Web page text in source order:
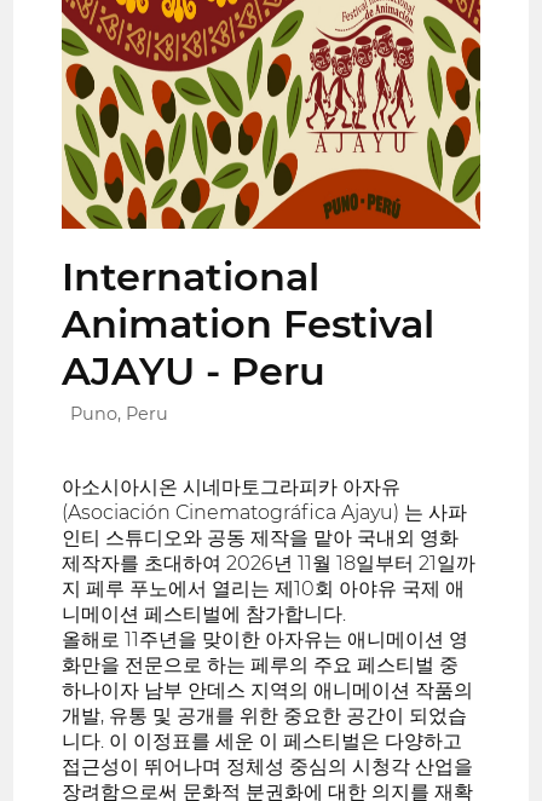
International
Animation Festival
AJAYU - Peru
Puno, Peru
아소시아시온 시네마토그라피카 아자유
(Asociación Cinematográfica Ajayu) 는 사파
인티 스튜디오와 공동 제작을 맡아 국내외 영화
제작자를 초대하여 2026년 11월 18일부터 21일까
지 페루 푸노에서 열리는 제10회 아야유 국제 애
니메이션 페스티벌에 참가합니다.
올해로 11주년을 맞이한 아자유는 애니메이션 영
화만을 전문으로 하는 페루의 주요 페스티벌 중
하나이자 남부 안데스 지역의 애니메이션 작품의
개발, 유통 및 공개를 위한 중요한 공간이 되었습
니다. 이 이정표를 세운 이 페스티벌은 다양하고
접근성이 뛰어나며 정체성 중심의 시청각 산업을
장려함으로써 문화적 분권화에 대한 의지를 재확